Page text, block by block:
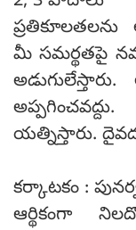
ప్రతికూలతలను
మీ సమర్థతపై
యత్నిస్తారు.
కర్కాటకం :
ఆర్థికంగా